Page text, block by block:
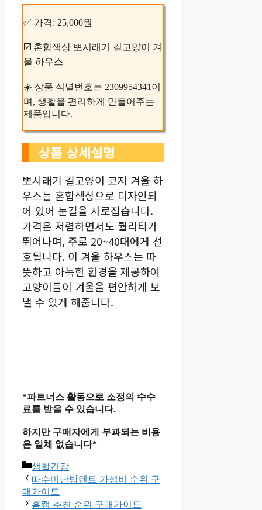
✅ 가격: 25,000원
☑️ 혼합색상 뽀시래기 길고양이 겨
울 하우스
☀️ 상품 식별번호는 2309954341이
며, 생활을 편리하게 만들어주는
제품입니다.
상품 상세설명
뽀시래기 길고양이 코지 겨울 하
우스는 혼합색상으로 디자인되
어 있어 눈길을 사로잡습니다.
가격은 저렴하면서도 퀄리티가
뛰어나며, 주로 20~40대에게 선
호됩니다. 이 겨울 하우스는 따
뜻하고 아늑한 환경을 제공하여
고양이들이 겨울을 편안하게 보
낼 수 있게 해줍니다.
*파트너스 활동으로 소정의 수수
료를 받을 수 있습니다.
하지만 구매자에게 부과되는 비용
은 일체 없습니다*
카
테
고
리
생활건강
따수미난방텐트 가성비 순위 구
매가이드
홈캠 추천 순위 구매가이드